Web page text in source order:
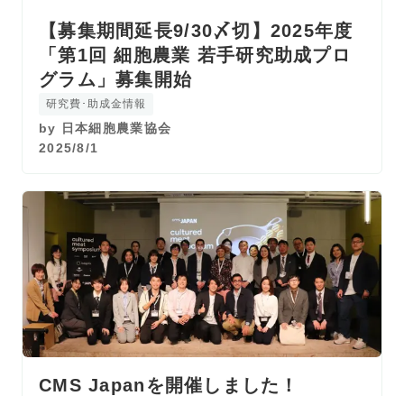
【募集期間延長9/30〆切】2025年度
「第1回 細胞農業 若手研究助成プロ
グラム」募集開始
研究費･助成金情報
by
日本細胞農業協会
2025/8/1
CMS Japanを開催しました！